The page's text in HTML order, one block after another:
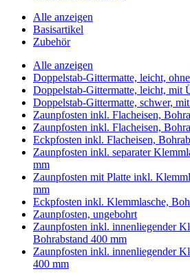
Alle anzeigen
Basisartikel
Zubehör
Alle anzeigen
Doppelstab-Gittermatte, leicht,
Doppelstab-Gittermatte, leicht, mit
Doppelstab-Gittermatte, schwer,
Zaunpfosten inkl. Flacheisen,
Zaunpfosten inkl. Flacheisen,
Eckpfosten inkl. Flacheisen,
Zaunpfosten inkl. separater
mm
Zaunpfosten mit Platte inkl.
mm
Eckpfosten inkl. Klemmlasche,
Zaunpfosten, ungebohrt
Zaunpfosten inkl. innenliegender
Bohrabstand 400 mm
Zaunpfosten inkl. innenliegender
400 mm